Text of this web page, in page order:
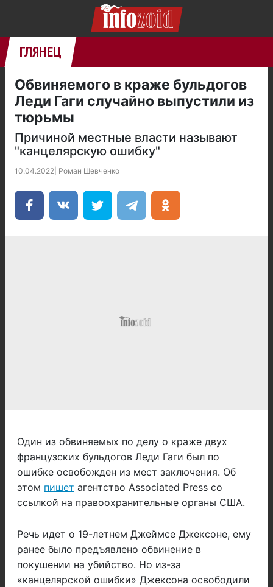
ГЛЯНЕЦ
Обвиняемого в краже бульдогов
Леди Гаги случайно выпустили из
тюрьмы
Причиной местные власти называют
"канцелярскую ошибку"
10.04.2022 Роман Шевченко
Один из обвиняемых по делу о краже двух
французских бульдогов Леди Гаги был по
ошибке освобожден из мест заключения. Об
этом пишет агентство Associated Press со
ссылкой на правоохранительные органы США.
Речь идет о 19-летнем Джеймсе Джексоне, ему
ранее было предъявлено обвинение в
покушении на убийство. Но из-за
«канцелярской ошибки» Джексона освободили